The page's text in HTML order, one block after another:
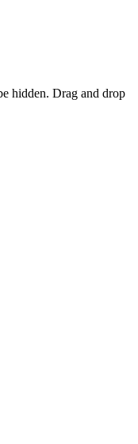
hidden. Drag and drop